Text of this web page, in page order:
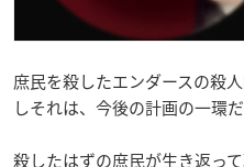
庶民を殺したエンダースの殺
しそれは、今後の計画の一環だ
殺したはずの庶民が生き返っ